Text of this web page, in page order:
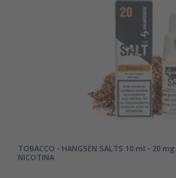
TOBACCO - HANGSEN SALTS 10 ml - 20
NICOTINA